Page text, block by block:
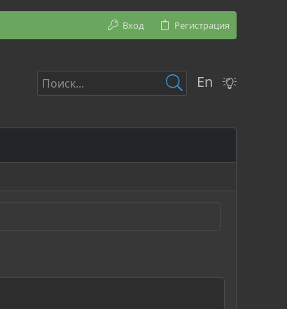
Вход Регистрация
En